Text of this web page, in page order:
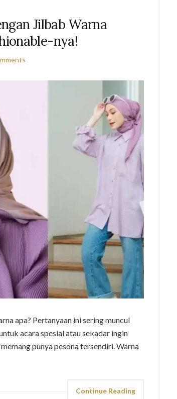
Jilbab Warna
nya!
apa? Pertanyaan ini sering muncul
acara spesial atau sekadar ingin
punya pesona tersendiri. Warna
Continue Reading